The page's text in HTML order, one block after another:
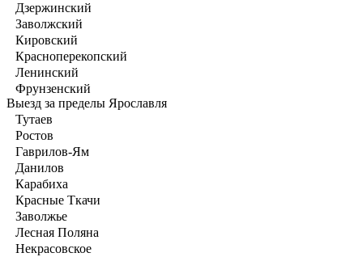
Дзержинский
Заволжский
Кировский
Красноперекопский
Ленинский
Фрунзенский
Выезд за пределы Ярославля
Тутаев
Ростов
Гаврилов-Ям
Данилов
Карабиха
Красные Ткачи
Заволжье
Лесная Поляна
Некрасовское